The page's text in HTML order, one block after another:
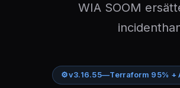
WIA SOOM
⚙v3.16.55—Terraform 95% +